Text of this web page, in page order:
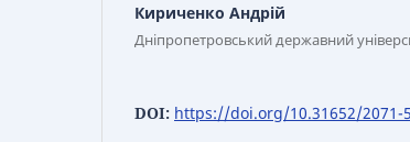
Кириченко Андрій
Дніпропетровський державний
DOI: https://doi.org/10.31652/2071-